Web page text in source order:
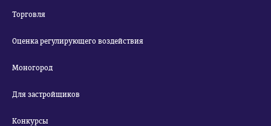
Торговля
Оценка регулирующего воздействия
Моногород
Для застройщиков
Конкурсы